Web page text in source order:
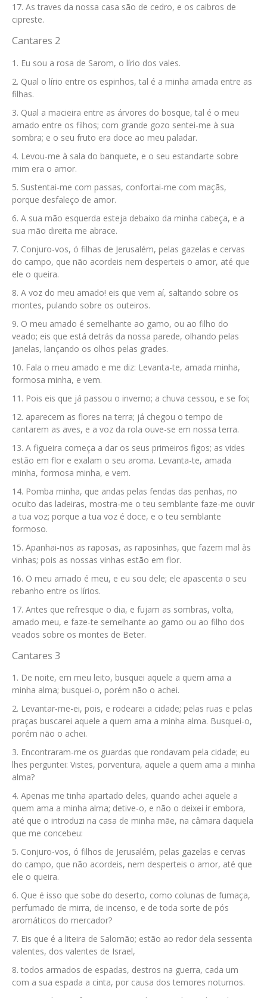
As traves da nossa casa são de cedro, e os caibros de
cipreste.
Cantares 2
Eu sou a rosa de Sarom, o lírio dos vales.
Qual o lírio entre os espinhos, tal é a minha amada entre as
filhas.
Qual a macieira entre as árvores do bosque, tal é o meu
amado entre os filhos; com grande gozo sentei-me à sua
sombra; e o seu fruto era doce ao meu paladar.
Levou-me à sala do banquete, e o seu estandarte sobre
mim era o amor.
Sustentai-me com passas, confortai-me com maçãs,
porque desfaleço de amor.
A sua mão esquerda esteja debaixo da minha cabeça, e a
sua mão direita me abrace.
Conjuro-vos, ó filhas de Jerusalém, pelas gazelas e cervas
do campo, que não acordeis nem desperteis o amor, até que
ele o queira.
A voz do meu amado! eis que vem aí, saltando sobre os
montes, pulando sobre os outeiros.
O meu amado é semelhante ao gamo, ou ao filho do
veado; eis que está detrás da nossa parede, olhando pelas
janelas, lançando os olhos pelas grades.
Fala o meu amado e me diz: Levanta-te, amada minha,
formosa minha, e vem.
Pois eis que já passou o inverno; a chuva cessou, e se foi;
aparecem as flores na terra; já chegou o tempo de
cantarem as aves, e a voz da rola ouve-se em nossa terra.
A figueira começa a dar os seus primeiros figos; as vides
estão em flor e exalam o seu aroma. Levanta-te, amada
minha, formosa minha, e vem.
Pomba minha, que andas pelas fendas das penhas, no
oculto das ladeiras, mostra-me o teu semblante faze-me ouvir
a tua voz; porque a tua voz é doce, e o teu semblante
formoso.
Apanhai-nos as raposas, as raposinhas, que fazem mal às
vinhas; pois as nossas vinhas estão em flor.
O meu amado é meu, e eu sou dele; ele apascenta o seu
rebanho entre os lírios.
Antes que refresque o dia, e fujam as sombras, volta,
amado meu, e faze-te semelhante ao gamo ou ao filho dos
veados sobre os montes de Beter.
Cantares 3
De noite, em meu leito, busquei aquele a quem ama a
minha alma; busquei-o, porém não o achei.
Levantar-me-ei, pois, e rodearei a cidade; pelas ruas e pelas
praças buscarei aquele a quem ama a minha alma. Busquei-o,
porém não o achei.
Encontraram-me os guardas que rondavam pela cidade; eu
lhes perguntei: Vistes, porventura, aquele a quem ama a minha
alma?
Apenas me tinha apartado deles, quando achei aquele a
quem ama a minha alma; detive-o, e não o deixei ir embora,
até que o introduzi na casa de minha mãe, na câmara daquela
que me concebeu:
Conjuro-vos, ó filhos de Jerusalém, pelas gazelas e cervas
do campo, que não acordeis, nem desperteis o amor, até que
ele o queira.
Que é isso que sobe do deserto, como colunas de fumaça,
perfumado de mirra, de incenso, e de toda sorte de pós
aromáticos do mercador?
Eis que é a liteira de Salomão; estão ao redor dela sessenta
valentes, dos valentes de Israel,
todos armados de espadas, destros na guerra, cada um
com a sua espada a cinta, por causa dos temores noturnos.